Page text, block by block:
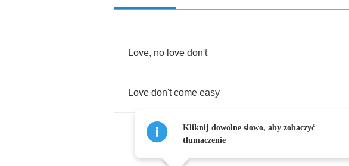
Love, no love don't
Love don't come easy
Kliknij dowolne słowo, aby zobaczyć
tłumaczenie